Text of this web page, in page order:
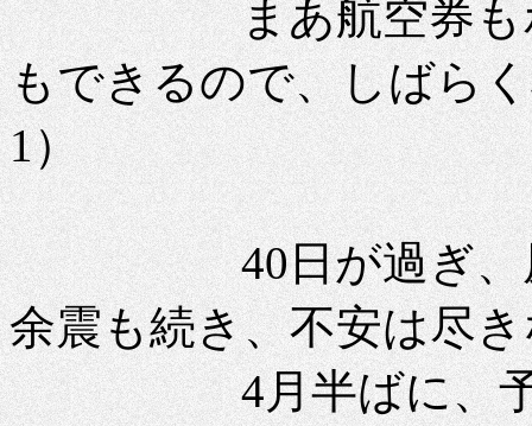
まあ航空券もホテ
もできるので、しばら
1）
40日が過ぎ、原発
余震も続き、不安は尽
4月半ばに、予約